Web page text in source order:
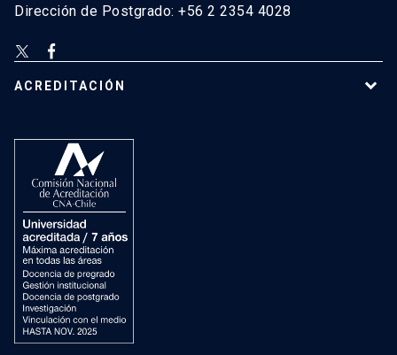
Dirección de Postgrado: +56 2 2354 4028
ACREDITACIÓN